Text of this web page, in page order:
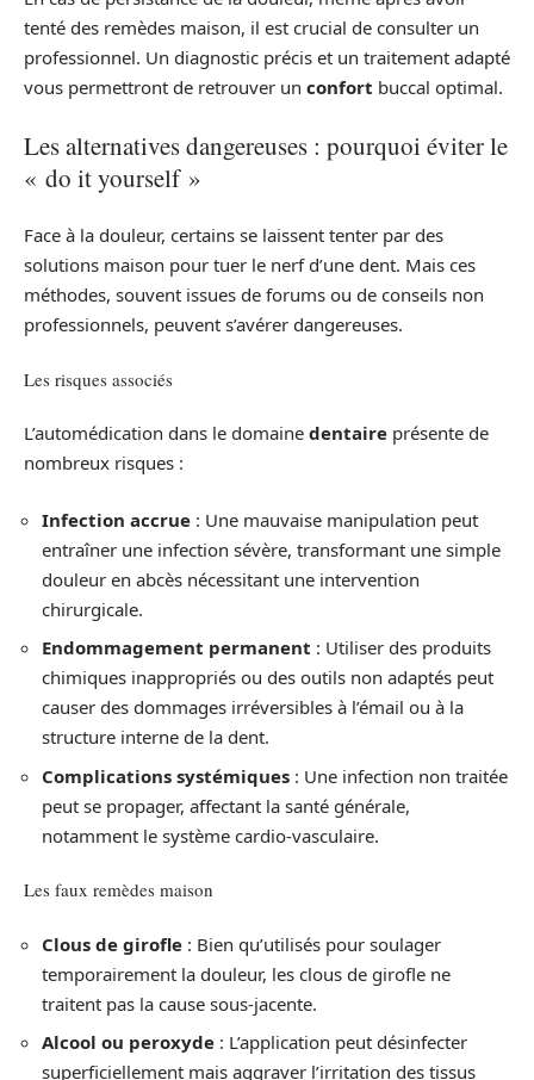
tenté des remèdes maison, il est crucial de consulter un
professionnel. Un diagnostic précis et un traitement adapté
vous permettront de retrouver un confort buccal optimal.
Les alternatives dangereuses : pourquoi éviter le
« do it yourself »
Face à la douleur, certains se laissent tenter par des
solutions maison pour tuer le nerf d’une dent. Mais ces
méthodes, souvent issues de forums ou de conseils non
professionnels, peuvent s’avérer dangereuses.
Les risques associés
L’automédication dans le domaine dentaire présente de
nombreux risques :
Infection accrue : Une mauvaise manipulation peut
entraîner une infection sévère, transformant une simple
douleur en abcès nécessitant une intervention
chirurgicale.
Endommagement permanent : Utiliser des produits
chimiques inappropriés ou des outils non adaptés peut
causer des dommages irréversibles à l’émail ou à la
structure interne de la dent.
Complications systémiques : Une infection non traitée
peut se propager, affectant la santé générale,
notamment le système cardio-vasculaire.
Les faux remèdes maison
Clous de girofle : Bien qu’utilisés pour soulager
temporairement la douleur, les clous de girofle ne
traitent pas la cause sous-jacente.
Alcool ou peroxyde : L’application peut désinfecter
superficiellement mais aggraver l’irritation des tissus